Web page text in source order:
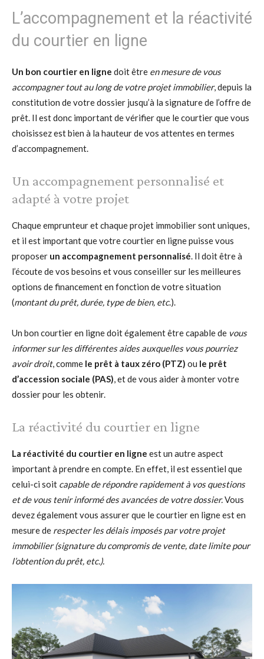
L’accompagnement et la réactivité
du courtier en ligne
Un bon courtier en ligne doit être en mesure de vous
accompagner tout au long de votre projet immobilier, depuis la
constitution de votre dossier jusqu’à la signature de l’offre de
prêt. Il est donc important de vérifier que le courtier que vous
choisissez est bien à la hauteur de vos attentes en termes
d’accompagnement.
Un accompagnement personnalisé et
adapté à votre projet
Chaque emprunteur et chaque projet immobilier sont uniques,
et il est important que votre courtier en ligne puisse vous
proposer un accompagnement personnalisé. Il doit être à
l’écoute de vos besoins et vous conseiller sur les meilleures
options de financement en fonction de votre situation
(montant du prêt, durée, type de bien, etc.).
Un bon courtier en ligne doit également être capable de vous
informer sur les différentes aides auxquelles vous pourriez
avoir droit, comme le prêt à taux zéro (PTZ) ou le prêt
d’accession sociale (PAS), et de vous aider à monter votre
dossier pour les obtenir.
La réactivité du courtier en ligne
La réactivité du courtier en ligne est un autre aspect
important à prendre en compte. En effet, il est essentiel que
celui-ci soit capable de répondre rapidement à vos questions
et de vous tenir informé des avancées de votre dossier.Vous
devez également vous assurer que le courtier en ligne est en
mesure de respecter les délais imposés par votre projet
immobilier (signature du compromis de vente, date limite pour
l’obtention du prêt, etc.).